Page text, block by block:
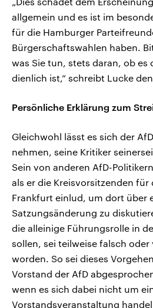
allgemein und es ist im
für die Hamburger
Bürgerschaftswahlen haben.
was Sie tun, stets daran, ob es
dienlich ist,“ schreibt Lucke
Persönliche Erklärung zum
Gleichwohl lässt es sich der
nehmen, seine Kritiker
Sein von anderen AfD-
als er die Kreisvorsitzenden für
Frankfurt einlud, um dort über
Satzungsänderung zu
die alleinige Führungsrolle in
sollen, sei teilweise falsch
worden. So sei dieses
Vorstand der AfD
wenn es sich dabei nicht um
Vorstandsveranstaltung